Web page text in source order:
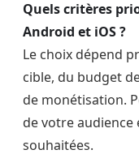
Quels critères
Android et iOS ?
Le choix dépend
cible, du budget
de monétisation.
de votre
souhaitées.